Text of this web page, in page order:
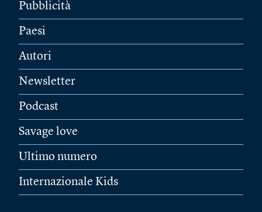
Pubblicità
Paesi
Autori
Newsletter
Podcast
Savage love
Ultimo numero
Internazionale Kids